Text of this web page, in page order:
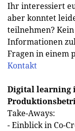
Ihr interessiert
aber konntet
teilnehmen?
Informationen
Fragen in einem
Kontakt
Digital learning
Take-Aways:
- Einblick in Co-